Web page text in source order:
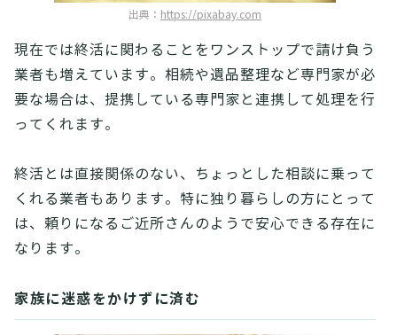
出典： https://pixabay.com
現在では終活に関わることをワンストップで請け負う
業者も増えています。相続や遺品整理など専門家が必
要な場合は、提携している専門家と連携して処理を行
ってくれます。
終活とは直接関係のない、ちょっとした相談に乗って
くれる業者もあります。特に独り暮らしの方にとって
は、頼りになるご近所さんのようで安心できる存在に
なります。
家族に迷惑をかけずに済む